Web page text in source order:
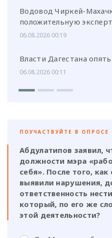
Водовод Чиркей-
положительную
06.08.2026 00:19
Власти Дагестана
06.08.2026 00:11
ПОУЧАСТВУЙТЕ В ОПРОСЕ
Абдулатипов заявил,
должности мэра
себя». После того,
выявили нарушения,
ответственность
который, по его же
этой деятельности?